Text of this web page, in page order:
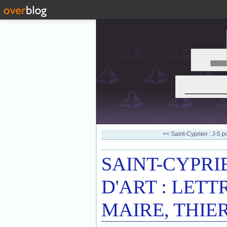
<< Saint-Cyprien : J-5
SAINT-
D'ART :
MAIRE,